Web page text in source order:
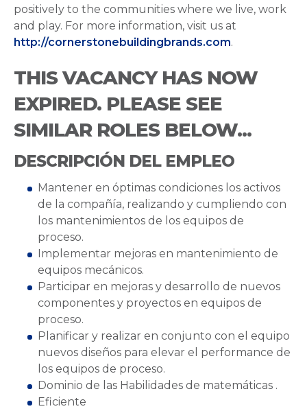
positively to the communities where we live, work
and play. For more information, visit us at
http://cornerstonebuildingbrands.com.
THIS VACANCY HAS NOW
EXPIRED. PLEASE SEE
SIMILAR ROLES BELOW...
DESCRIPCIÓN DEL EMPLEO
Mantener en óptimas condiciones los activos
de la compañía, realizando y cumpliendo con
los mantenimientos de los equipos de
proceso.
Implementar mejoras en mantenimiento de
equipos mecánicos.
Participar en mejoras y desarrollo de nuevos
componentes y proyectos en equipos de
proceso.
Planificar y realizar en conjunto con el equipo
nuevos diseños para elevar el performance de
los equipos de proceso.
Dominio de las Habilidades de matemáticas .
Eficiente